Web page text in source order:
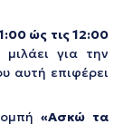
ώς τις 12:00
για την
αυτή επιφέρει
«Ασκώ τα